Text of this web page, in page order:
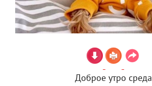
Доброе утро среда